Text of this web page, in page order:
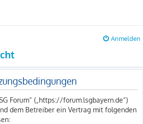
Anmelden
Forum“ („https://forum.lsgbayern.de“)
dem Betreiber ein Vertrag mit folgenden